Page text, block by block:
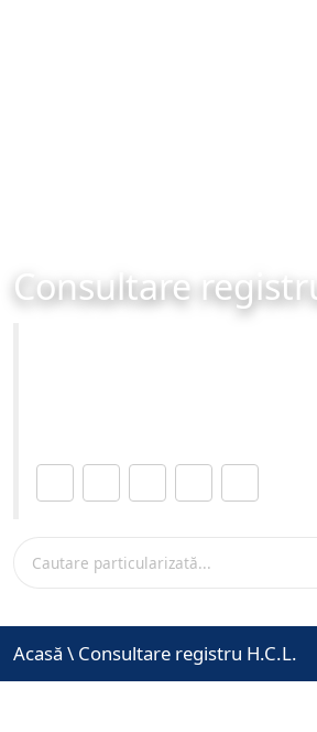
Consultare
Acasă \ Consultare registru H.C.L.